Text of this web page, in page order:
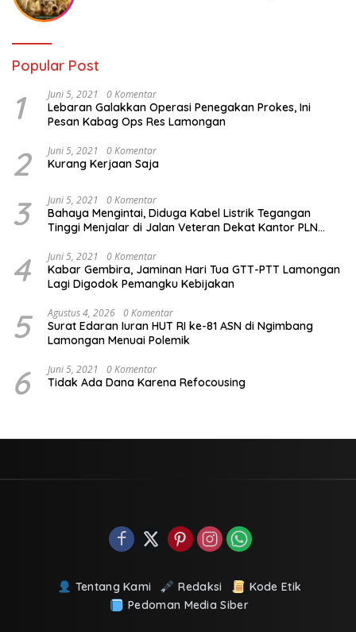
Popular Post
1 Juni 5, 2021 0 Komentar
Lebaran Galakkan Operasi Penegakan Prokes, Ini
Pesan Kabag Ops Res Lamongan
2 Juni 5, 2021 0 Komentar
Kurang Kerjaan Saja
3 Juni 5, 2021 0 Komentar
Bahaya Mengintai, Diduga Kabel Listrik Tegangan
Tinggi Menjalar di Jalan Veteran Dekat Kantor PLN
4 Juni 5, 2021 0 Komentar
Kabar Gembira, Jaminan Hari Tua GTT-PTT Lamongan
Lagi Digodok Pemangku Kebijakan
5 Agustus 4, 2026 0 Komentar
Surat Edaran Iuran HUT RI ke-81 ASN di Ngimbang
Lamongan Menuai Polemik
6 Juni 5, 2021 0 Komentar
Tidak Ada Dana Karena Refocousing
Tentang Kami Redaksi
Kode Etik
Pedoman Media Siber